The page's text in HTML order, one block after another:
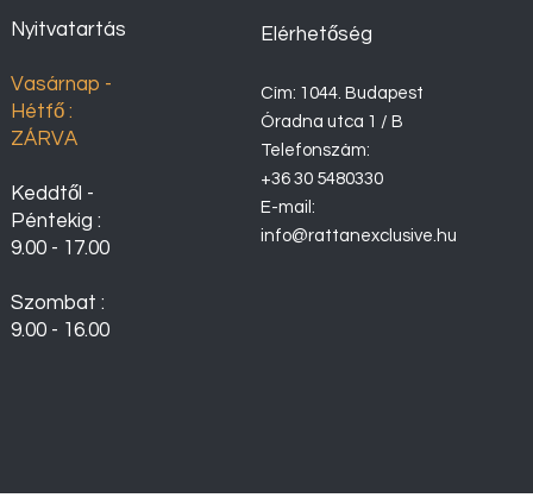
Nyitvatartás
Vasárnap -
Hétfő :
ZÁRVA
Keddtől -
Péntekig :
9.00 - 17.00
Szombat :
9.00 - 16.00
Elérhetőség
Cím: 1044. Budapest
Óradna utca 1 / B
Telefonszám:
+36 30 5480330
E-mail:
info@rattanexclusive.hu